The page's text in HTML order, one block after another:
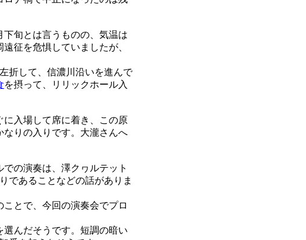
旬とは言うものの、気温は
征を危惧していましたが、
折して、信濃川沿いを進んで
を摂って、リリックホール入
入場して席に着き、この原
りの入りです。大瀧さんへ
の演奏は、澤クヮルテット
であることなどの話がありま
とで、今回の演奏会でプロ
んだそうです。短調の暗い